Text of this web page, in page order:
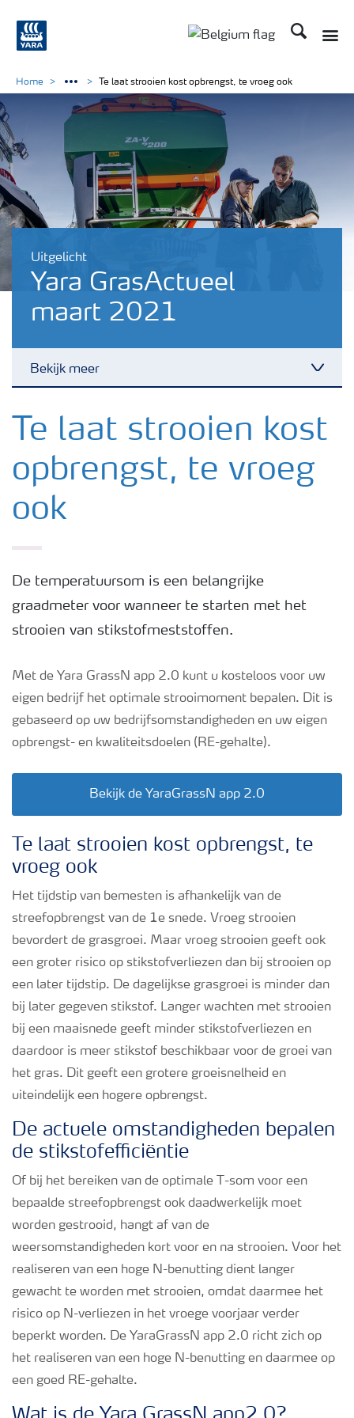
Zoek op
Uitgelicht
Yara GrasActueel
maart 2021
Bekijk meer
Nieuwsbrieven
Gewassen
Meststoffen
Meststoffen veiligheid
Podcasts
Webinars
Home Te laat strooien kost opbrengst, te vroeg ook
Te laat strooien kost
opbrengst, te vroeg
ook
De temperatuursom is een belangrijke
graadmeter voor wanneer te starten met het
strooien van stikstofmeststoffen.
Met de Yara GrassN app 2.0 kunt u kosteloos voor uw
eigen bedrijf het optimale strooimoment bepalen. Dit is
gebaseerd op uw bedrijfsomstandigheden en uw eigen
opbrengst- en kwaliteitsdoelen (RE-gehalte).
Bekijk de YaraGrassN app 2.0
Te laat strooien kost opbrengst, te
vroeg ook
Het tijdstip van bemesten is afhankelijk van de
streefopbrengst van de 1e snede. Vroeg strooien
bevordert de grasgroei. Maar vroeg strooien geeft ook
een groter risico op stikstofverliezen dan bij strooien op
een later tijdstip. De dagelijkse grasgroei is minder dan
bij later gegeven stikstof. Langer wachten met strooien
bij een maaisnede geeft minder stikstofverliezen en
daardoor is meer stikstof beschikbaar voor de groei van
het gras. Dit geeft een grotere groeisnelheid en
uiteindelijk een hogere opbrengst.
De actuele omstandigheden bepalen
de stikstofefficiëntie
Of bij het bereiken van de optimale T-som voor een
bepaalde streefopbrengst ook daadwerkelijk moet
worden gestrooid, hangt af van de
weersomstandigheden kort voor en na strooien. Voor het
realiseren van een hoge N-benutting dient langer
gewacht te worden met strooien, omdat daarmee het
risico op N-verliezen in het vroege voorjaar verder
beperkt worden. De YaraGrassN app 2.0 richt zich op
het realiseren van een hoge N-benutting en daarmee op
een goed RE-gehalte.